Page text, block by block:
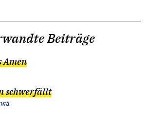
Beiträge
Amen
schwerfällt